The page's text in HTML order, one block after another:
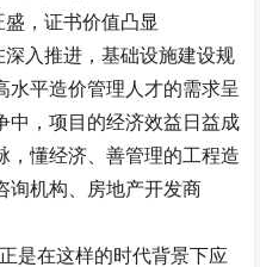
，证书价值凸显
入推进，基础设施建设规
水平造价管理人才的需求呈
中，项目的经济效益日益成
，懂经济、善管理的工程造
询机构、房地产开发商
是在这样的时代背景下应